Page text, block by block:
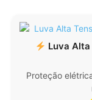
Luva
Proteção